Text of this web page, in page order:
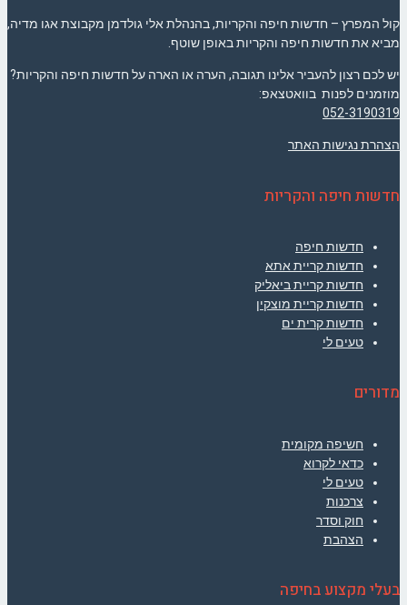
קול המפרץ – חדשות חיפה והקריות, בהנהלת אלי גולדמן מקבוצת אגו מדיה,
מביא את חדשות חיפה והקריות באופן שוטף.
יש לכם רצון להעביר אלינו תגובה, הערה או הארה על חדשות חיפה והקריות?
מוזמנים לפנות בוואטצאפ:
052-3190319
הצהרת נגישות האתר
חדשות חיפה והקריות
חדשות חיפה
חדשות קריית אתא
חדשות קריית ביאליק
חדשות קריית מוצקין
חדשות קרית ים
טעים לי
מדורים
חשיפה מקומית
כדאי לקרוא
טעים לי
צרכנות
חוק וסדר
הצהבת
בעלי מקצוע בחיפה